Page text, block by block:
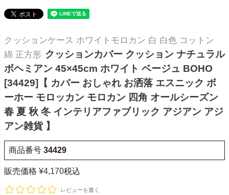
クッションケース ホワイトモロカン 白 白色 コットン
綿 正方形 クッションカバー クッション ナチュラル
ボヘミアン 45×45cm ホワイト ベージュ BOHO
[34429]【 カバー おしゃれ お洒落 エスニック ボ
ーホー モロッカン モロカン 四角 オールシーズン
春 夏 秋 冬 インテリアファブリック アジアン アジ
アン雑貨 】
商品番号 34429
販売価格 ¥4,170税込
レビューを書く